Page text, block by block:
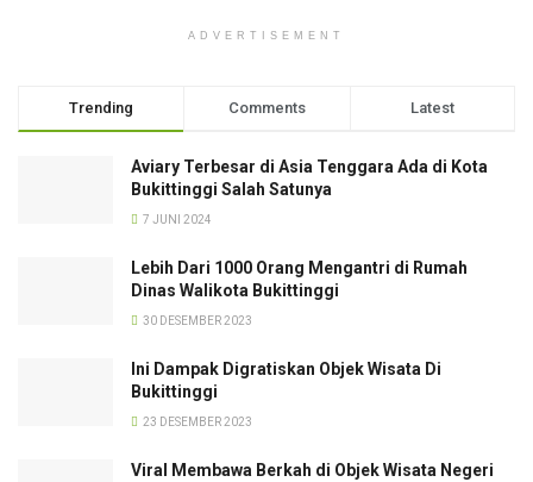
ADVERTISEMENT
Trending Comments Latest
Aviary Terbesar di Asia Tenggara Ada di Kota
Bukittinggi Salah Satunya
7 JUNI 2024
Lebih Dari 1000 Orang Mengantri di Rumah
Dinas Walikota Bukittinggi
30 DESEMBER 2023
Ini Dampak Digratiskan Objek Wisata Di
Bukittinggi
23 DESEMBER 2023
Viral Membawa Berkah di Objek Wisata Negeri